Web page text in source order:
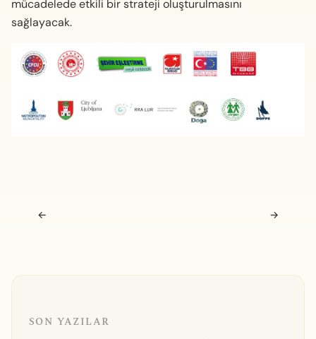
mücadelede etkili bir strateji oluşturulmasını
sağlayacak.
Navigasyon sonrası
← →
SON YAZILAR